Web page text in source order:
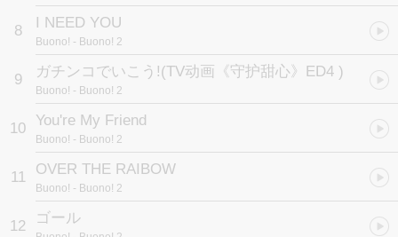
8 I NEED YOU
Buono! - Buono! 2
9 ガチンコでいこう!(TV动画《守护甜心》ED4 )
Buono! - Buono! 2
10 You're My Friend
Buono! - Buono! 2
11 OVER THE RAIBOW
Buono! - Buono! 2
12 ゴール